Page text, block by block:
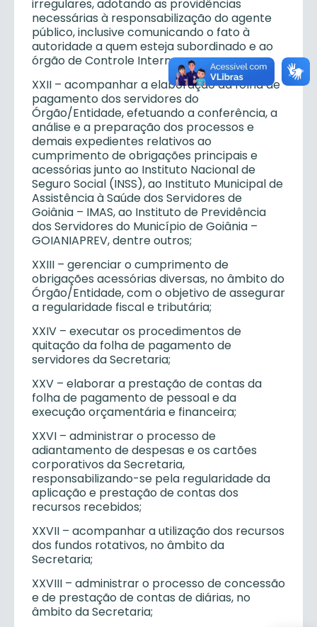
irregulares, adotando as providências
necessárias à responsabilização do agente
público, inclusive comunicando o fato à
autoridade a quem esteja subordinado e ao
órgão de Controle Interno;
XXII – acompanhar a elaboração da folha de
pagamento dos servidores do
Órgão/Entidade, efetuando a conferência, a
análise e a preparação dos processos e
demais expedientes relativos ao
cumprimento de obrigações principais e
acessórias junto ao Instituto Nacional de
Seguro Social (INSS), ao Instituto Municipal de
Assistência à Saúde dos Servidores de
Goiânia – IMAS, ao Instituto de Previdência
dos Servidores do Município de Goiânia –
GOIANIAPREV, dentre outros;
XXIII – gerenciar o cumprimento de
obrigações acessórias diversas, no âmbito do
Órgão/Entidade, com o objetivo de assegurar
a regularidade fiscal e tributária;
XXIV – executar os procedimentos de
quitação da folha de pagamento de
servidores da Secretaria;
XXV – elaborar a prestação de contas da
folha de pagamento de pessoal e da
execução orçamentária e financeira;
XXVI – administrar o processo de
adiantamento de despesas e os cartões
corporativos da Secretaria,
responsabilizando-se pela regularidade da
aplicação e prestação de contas dos
recursos recebidos;
XXVII – acompanhar a utilização dos recursos
dos fundos rotativos, no âmbito da
Secretaria;
XXVIII – administrar o processo de concessão
e de prestação de contas de diárias, no
âmbito da Secretaria;